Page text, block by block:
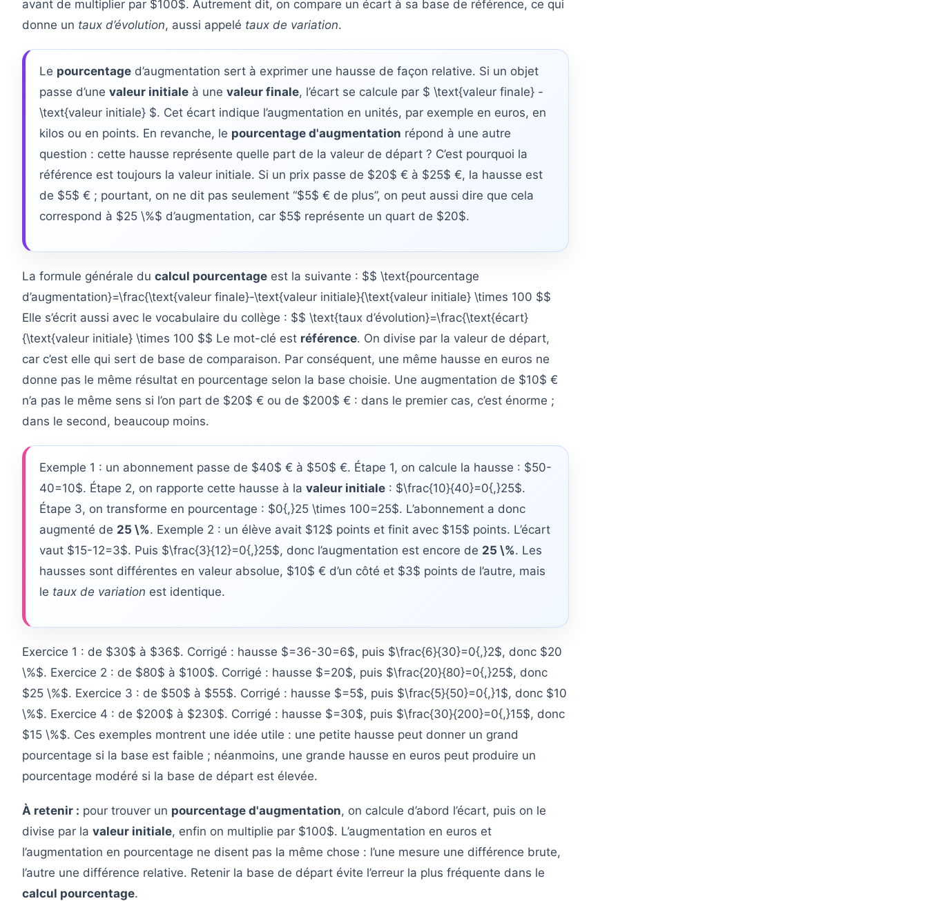
avant de multiplier par $100$. Autrement dit, on compare un écart à sa base de référence, ce qui
donne un taux d’évolution, aussi appelé taux de variation.
Le pourcentage d’augmentation sert à exprimer une hausse de façon relative. Si un objet
passe d’une valeur initiale à une valeur finale, l’écart se calcule par $ \text{valeur finale} -
\text{valeur initiale} $. Cet écart indique l’augmentation en unités, par exemple en euros, en
kilos ou en points. En revanche, le pourcentage d'augmentation répond à une autre
question : cette hausse représente quelle part de la valeur de départ ? C’est pourquoi la
référence est toujours la valeur initiale. Si un prix passe de $20$ € à $25$ €, la hausse est
de $5$ € ; pourtant, on ne dit pas seulement “$5$ € de plus”, on peut aussi dire que cela
correspond à $25 \%$ d’augmentation, car $5$ représente un quart de $20$.
La formule générale du calcul pourcentage est la suivante : $$ \text{pourcentage
d’augmentation}=\frac{\text{valeur finale}-\text{valeur initiale}{\text{valeur initiale} \times 100 $$
Elle s’écrit aussi avec le vocabulaire du collège : $$ \text{taux d’évolution}=\frac{\text{écart}
{\text{valeur initiale} \times 100 $$ Le mot-clé est référence. On divise par la valeur de départ,
car c’est elle qui sert de base de comparaison. Par conséquent, une même hausse en euros ne
donne pas le même résultat en pourcentage selon la base choisie. Une augmentation de $10$ €
n’a pas le même sens si l’on part de $20$ € ou de $200$ € : dans le premier cas, c’est énorme ;
dans le second, beaucoup moins.
Exemple 1 : un abonnement passe de $40$ € à $50$ €. Étape 1, on calcule la hausse : $50-
40=10$. Étape 2, on rapporte cette hausse à la valeur initiale : $\frac{10}{40}=0{,}25$.
Étape 3, on transforme en pourcentage : $0{,}25 \times 100=25$. L’abonnement a donc
augmenté de 25 \%. Exemple 2 : un élève avait $12$ points et finit avec $15$ points. L’écart
vaut $15-12=3$. Puis $\frac{3}{12}=0{,}25$, donc l’augmentation est encore de 25 \%. Les
hausses sont différentes en valeur absolue, $10$ € d’un côté et $3$ points de l’autre, mais
le taux de variation est identique.
Exercice 1 : de $30$ à $36$. Corrigé : hausse $=36-30=6$, puis $\frac{6}{30}=0{,}2$, donc $20
\%$. Exercice 2 : de $80$ à $100$. Corrigé : hausse $=20$, puis $\frac{20}{80}=0{,}25$, donc
$25 \%$. Exercice 3 : de $50$ à $55$. Corrigé : hausse $=5$, puis $\frac{5}{50}=0{,}1$, donc $10
\%$. Exercice 4 : de $200$ à $230$. Corrigé : hausse $=30$, puis $\frac{30}{200}=0{,}15$, donc
$15 \%$. Ces exemples montrent une idée utile : une petite hausse peut donner un grand
pourcentage si la base est faible ; néanmoins, une grande hausse en euros peut produire un
pourcentage modéré si la base de départ est élevée.
À retenir : pour trouver un pourcentage d'augmentation, on calcule d’abord l’écart, puis on le
divise par la valeur initiale, enfin on multiplie par $100$. L’augmentation en euros et
l’augmentation en pourcentage ne disent pas la même chose : l’une mesure une différence brute,
l’autre une différence relative. Retenir la base de départ évite l’erreur la plus fréquente dans le
calcul pourcentage.